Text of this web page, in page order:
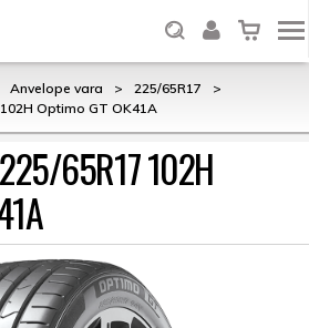
Anvelope vara > 225/65R17
>
Optimo GT OK41A
65R17 102H